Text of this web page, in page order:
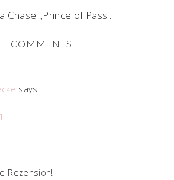
„Prince of Passi...
COMMENTS
says
Rezension!